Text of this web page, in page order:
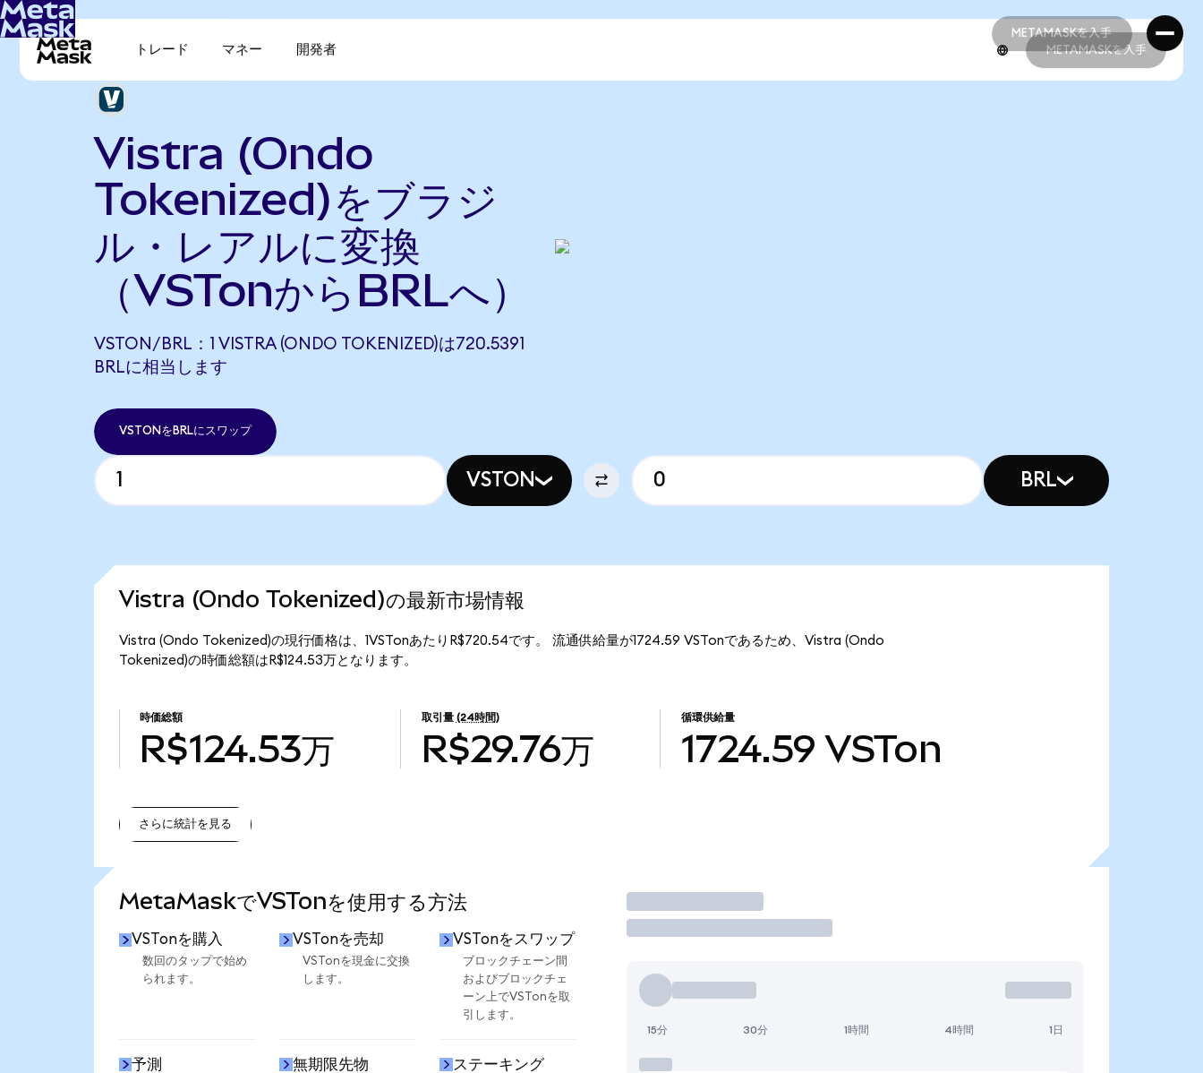
METAMASKを入手
METAMASKを入手
トレード マネー 開発者 METAMASKを入手
Vistra (Ondo
Tokenized)をブラジ
ル・レアルに変換
（VSTonからBRLへ）
VSTON/BRL：1 VISTRA (ONDO TOKENIZED)は720.5391
BRLに相当します
VSTONをBRLにスワップ
VSTON BRL
Vistra (Ondo Tokenized)の最新市場情報
Vistra (Ondo Tokenized)の現行価格は、1VSTonあたりR$720.54です。 流通供給量が1724.59 VSTonであるため、Vistra (Ondo
Tokenized)の時価総額はR$124.53万となります。
時価総額
R$124.53万
取引量 (24時間)
R$29.76万
循環供給量
1724.59 VSTon
さらに統計を見る
MetaMaskでVSTonを使用する方法
VSTonを購入
数回のタップで始め
られます。
VSTonを売却
VSTonを現金に交換
します。
VSTonをスワップ
ブロックチェーン間
およびブロックチェ
ーン上でVSTonを取
引します。
予測 無期限先物 ステーキング
取引
15分 30分 1時間 4時間 1日